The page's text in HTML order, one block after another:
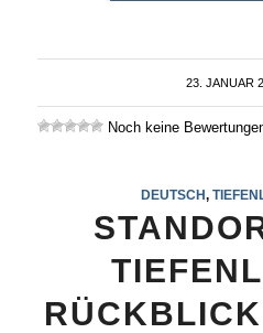
23. JANUAR
/
Noch keine
DEUTSCH,